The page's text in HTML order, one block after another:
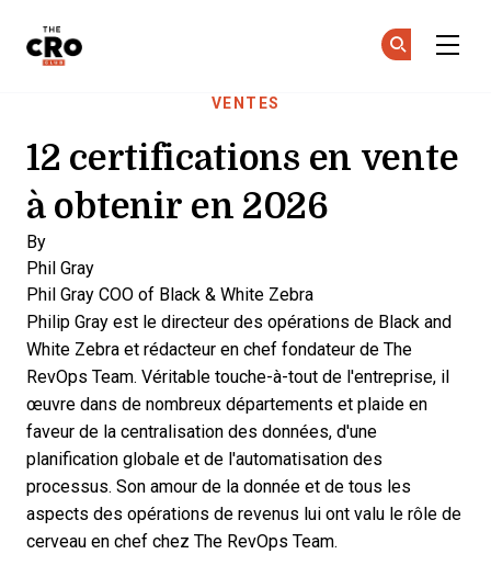
VENTES
12 certifications en vente
à obtenir en 2026
By
Phil Gray
Phil Gray COO of Black & White Zebra
Philip Gray est le directeur des opérations de Black and
White Zebra et rédacteur en chef fondateur de The
RevOps Team. Véritable touche-à-tout de l'entreprise, il
œuvre dans de nombreux départements et plaide en
faveur de la centralisation des données, d'une
planification globale et de l'automatisation des
processus. Son amour de la donnée et de tous les
aspects des opérations de revenus lui ont valu le rôle de
cerveau en chef chez The RevOps Team.